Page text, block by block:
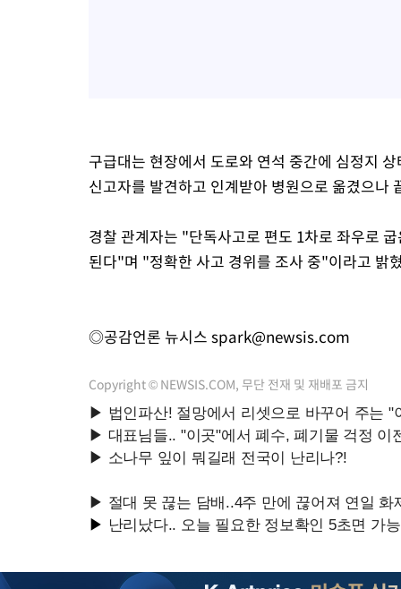
구급대는 현장에서 도로와 연석 중간에 심정지
신고자를 발견하고 인계받아 병원으로 옮겼으나
경찰 관계자는 "단독사고로 편도 1차로 좌우로
된다"며 "정확한 사고 경위를 조사 중"이라고 밝
◎공감언론 뉴시스 spark@newsis.com
Copyright © NEWSIS.COM, 무단 전재 및 재배포 금지